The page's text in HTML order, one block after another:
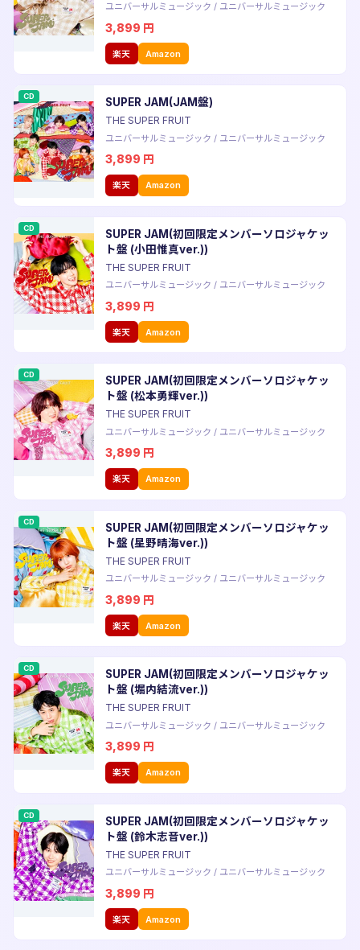
ユニバーサルミュージック / ユニバーサルミュージック
3,899 円
楽天 Amazon
CD SUPER JAM(JAM盤)
THE SUPER FRUIT
ユニバーサルミュージック / ユニバーサルミュージック
3,899 円
楽天 Amazon
CD
SUPER JAM(初回限定メンバーソロジャケッ
ト盤 (小田惟真ver.))
THE SUPER FRUIT
ユニバーサルミュージック / ユニバーサルミュージック
3,899 円
楽天 Amazon
CD
SUPER JAM(初回限定メンバーソロジャケッ
ト盤 (松本勇輝ver.))
THE SUPER FRUIT
ユニバーサルミュージック / ユニバーサルミュージック
3,899 円
楽天 Amazon
CD
SUPER JAM(初回限定メンバーソロジャケッ
ト盤 (星野晴海ver.))
THE SUPER FRUIT
ユニバーサルミュージック / ユニバーサルミュージック
3,899 円
楽天 Amazon
CD
SUPER JAM(初回限定メンバーソロジャケッ
ト盤 (堀内結流ver.))
THE SUPER FRUIT
ユニバーサルミュージック / ユニバーサルミュージック
3,899 円
楽天 Amazon
CD
SUPER JAM(初回限定メンバーソロジャケッ
ト盤 (鈴木志音ver.))
THE SUPER FRUIT
ユニバーサルミュージック / ユニバーサルミュージック
3,899 円
楽天 Amazon